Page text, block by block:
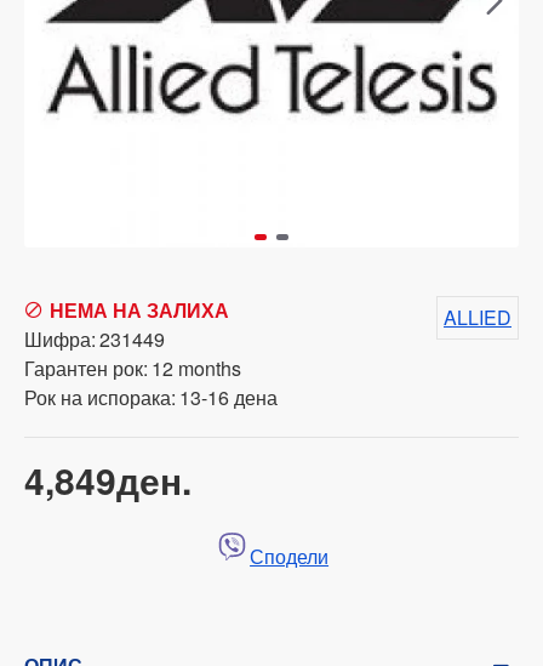
4,849ден.
НЕМА НА ЗАЛИХА
Шифра:231449
Гарантен рок: 12 months
Рок на испорака: 13-16 дена
ALLIED
Сподели